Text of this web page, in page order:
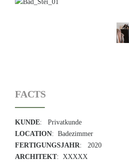
FACTS
KUNDE: Privatkunde
LOCATION: Badezimmer
FERTIGUNGSJAHR: 2020
ARCHITEKT: XXXXX